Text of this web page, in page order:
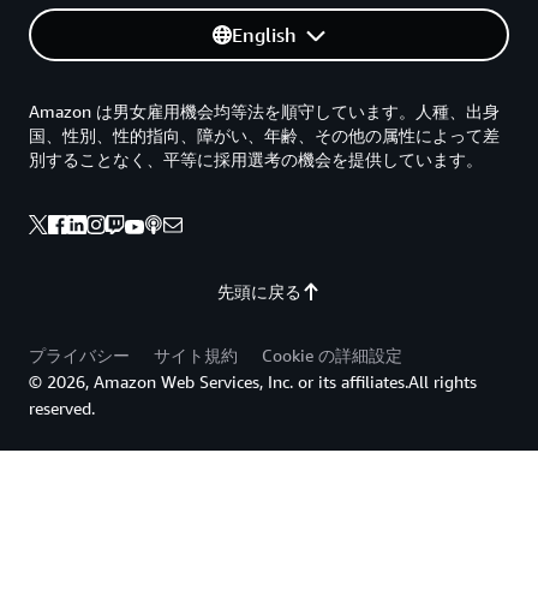
English
先頭に戻る
Amazon は男女雇用機会均等法を順守しています。人種、出身
国、性別、性的指向、障がい、年齢、その他の属性によって差
別することなく、平等に採用選考の機会を提供しています。
プライバシー サイト規約
Cookie の詳細設定
© 2026, Amazon Web Services, Inc. or its affiliates.All rights
reserved.